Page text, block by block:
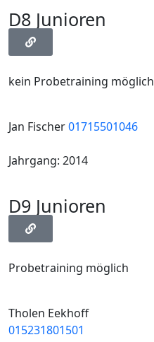
D8 Junioren
kein Probetraining möglich
Jan Fischer01715501046
Jahrgang: 2014
D9 Junioren
Probetraining möglich
Tholen Eekhoff
015231801501